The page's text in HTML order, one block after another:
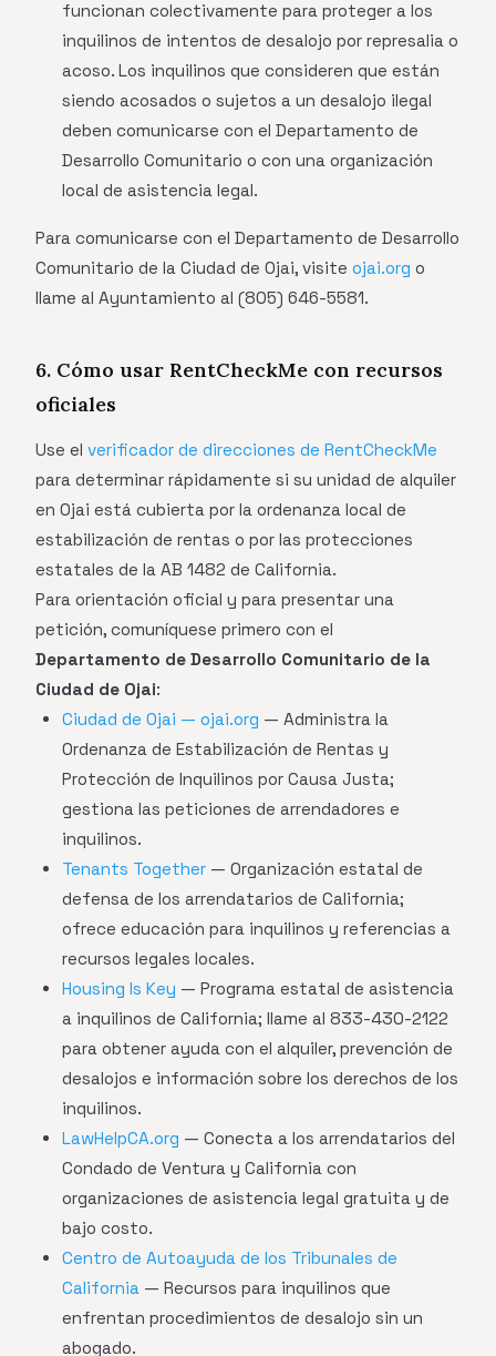
funcionan colectivamente para proteger a los
inquilinos de intentos de desalojo por represalia o
acoso. Los inquilinos que consideren que están
siendo acosados o sujetos a un desalojo ilegal
deben comunicarse con el Departamento de
Desarrollo Comunitario o con una organización
local de asistencia legal.
Para comunicarse con el Departamento de Desarrollo
Comunitario de la Ciudad de Ojai, visite ojai.org o
llame al Ayuntamiento al (805) 646-5581.
6. Cómo usar RentCheckMe con recursos
oficiales
Use el verificador de direcciones de RentCheckMe
para determinar rápidamente si su unidad de alquiler
en Ojai está cubierta por la ordenanza local de
estabilización de rentas o por las protecciones
estatales de la AB 1482 de California.
Para orientación oficial y para presentar una
petición, comuníquese primero con el
Departamento de Desarrollo Comunitario de la
Ciudad de Ojai:
Ciudad de Ojai — ojai.org — Administra la
Ordenanza de Estabilización de Rentas y
Protección de Inquilinos por Causa Justa;
gestiona las peticiones de arrendadores e
inquilinos.
Tenants Together — Organización estatal de
defensa de los arrendatarios de California;
ofrece educación para inquilinos y referencias a
recursos legales locales.
Housing Is Key — Programa estatal de asistencia
a inquilinos de California; llame al 833-430-2122
para obtener ayuda con el alquiler, prevención de
desalojos e información sobre los derechos de los
inquilinos.
LawHelpCA.org — Conecta a los arrendatarios del
Condado de Ventura y California con
organizaciones de asistencia legal gratuita y de
bajo costo.
Centro de Autoayuda de los Tribunales de
California — Recursos para inquilinos que
enfrentan procedimientos de desalojo sin un
abogado.